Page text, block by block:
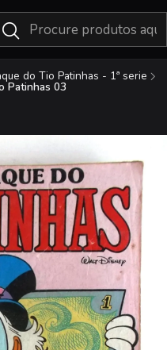
do Tio Patinhas - 1ª serie
Patinhas 03